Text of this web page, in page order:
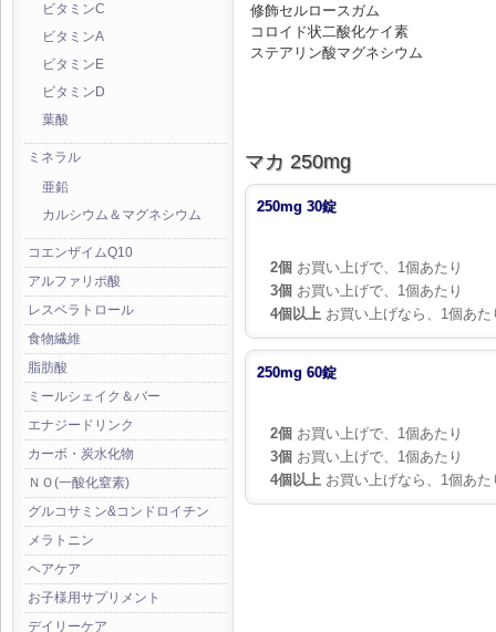
ビタミンC
ビタミンA
ビタミンE
ビタミンD
葉酸
ミネラル
亜鉛
カルシウム＆マグネシウム
コエンザイムQ10
アルファリポ酸
レスベラトロール
食物繊維
脂肪酸
ミールシェイク＆バー
エナジードリンク
カーボ・炭水化物
ＮＯ(一酸化窒素)
グルコサミン&コンドロイチン
メラトニン
ヘアケア
お子様用サプリメント
デイリーケア
修飾セルロースガム
コロイド状二酸化ケイ素
ステアリン酸マグネシウム
マカ 250mg
250mg 30錠
2個 お買い上げで、1個あたり
3個 お買い上げで、1個あたり
4個以上 お買い上げなら、1個あた
250mg 60錠
2個 お買い上げで、1個あたり
3個 お買い上げで、1個あたり
4個以上 お買い上げなら、1個あた